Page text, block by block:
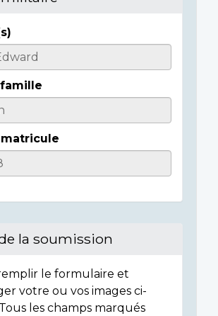
la soumission
le formulaire et
votre ou vos images ci-
les champs marqués